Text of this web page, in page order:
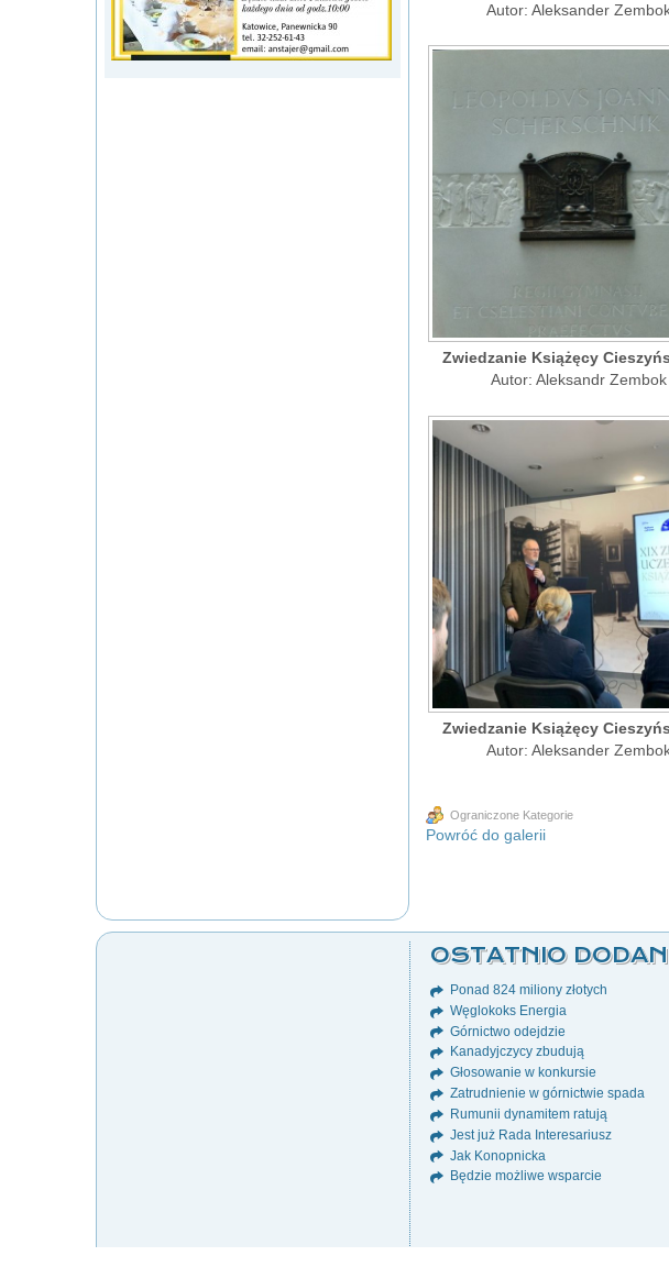
Autor: Aleksander
Zwiedzanie Książęcy
Autor: Aleksandr Zembok
Zwiedzanie Książęcy
Autor: Aleksander
Ograniczone Kategorie
Powróć do galerii
OSTATNIO
Ponad 824 miliony złotych
Węglokoks Energia
Górnictwo odejdzie
Kanadyjczycy zbudują
Głosowanie w konkursie
Zatrudnienie w górnictwie spada
Rumunii dynamitem ratują
Jest już Rada Interesariusz
Jak Konopnicka
Będzie możliwe wsparcie